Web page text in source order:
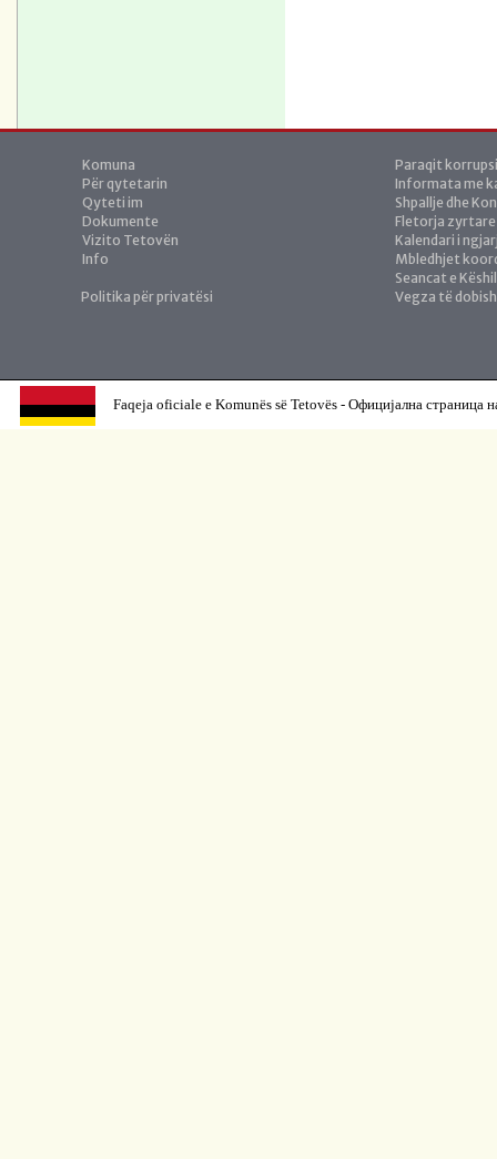
Komuna
Për qytetarin
Qyteti im
Dokumente
Vizito Tetovën
Info
Politika për privatësi
Paraqit
Informata me
Shpallje dhe
Fletorja zyrtare
Kalendari i
Mbledhjet
Seancat e
Vegza të
Faqeja oficiale e Komunës së Tetovës - Официјална